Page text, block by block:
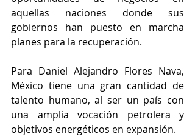
aquellas naciones donde sus
gobiernos han puesto en marcha
planes para la recuperación.
Para Daniel Alejandro Flores Nava,
México tiene una gran cantidad de
talento humano, al ser un país con
una amplia vocación petrolera y
objetivos energéticos en expansión.